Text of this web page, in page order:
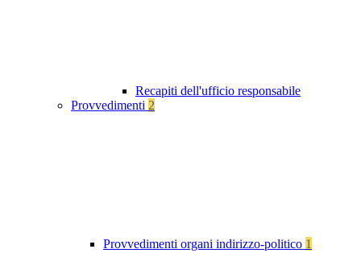
Recapiti dell'ufficio responsabile
Provvedimenti 2
Provvedimenti organi indirizzo-politico 1